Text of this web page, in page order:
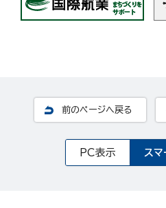
前のページへ戻る
PC表示 スマ